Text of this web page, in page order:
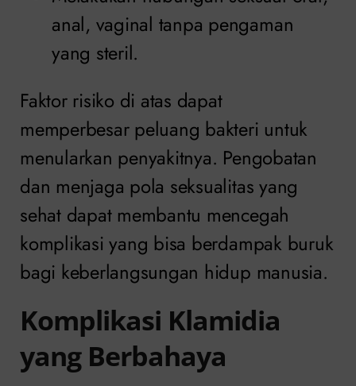
anal, vaginal tanpa pengaman
yang steril.
Faktor risiko di atas dapat
memperbesar peluang bakteri untuk
menularkan penyakitnya. Pengobatan
dan menjaga pola seksualitas yang
sehat dapat membantu mencegah
komplikasi yang bisa berdampak buruk
bagi keberlangsungan hidup manusia.
Komplikasi Klamidia
yang Berbahaya